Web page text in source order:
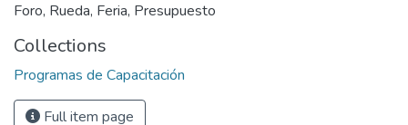
Foro, Rueda, Feria, Presupuesto
Collections
Programas de Capacitación
Full item page